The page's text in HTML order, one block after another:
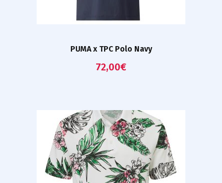
PUMA x TPC Polo Navy
72,00€